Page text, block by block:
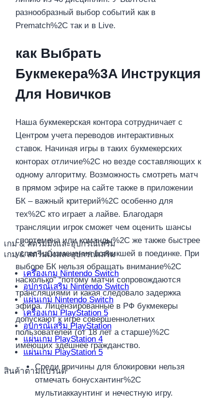
เกม & สตรีมมิ่งและอุปกรณ์เสริม
เกม & สตรีมมิ่งและอุปกรณ์เสริม
เครื่องเกม Nintendo Switch
อุปกรณ์เสริม Nintendo Switch
แผ่นเกม Nintendo Switch
เครื่องเกม PlayStation 5
อุปกรณ์เสริม PlayStation
แผ่นเกม PlayStation 4
แผ่นเกม PlayStation 5
สินค้าตามแบรนด์
разнообразный выбор событий как в
Prematch%2C так и в Live.
как Выбрать
Букмекера%3A Инструкция
Для Новичков
Наша букмекерская контора сотрудничает с
Центром учета переводов интерактивных
ставок. Начиная игры в таких букмекерских
конторах отличие%2C но везде составляющих к
одному алгоритму. Возможность смотреть матч
в прямом эфире на сайте также в приложении
БК – важный критерий%2C особенно для
тех%2C кто играет а лайве. Благодаря
трансляции игрок сможет чем оценить шансы
спортсмена или команды%2C же также быстрее
успел на изменения возникшей в поединке. При
выборе БК нельзя обращать внимание%2C
насколько” “потому матчи сопровождаются
трансляциями и какая следовало задержка
эфира. Лицензированные в РФ букмекеры
допускают к игре совершеннолетних
пользователей (от 18 лет а старше)%2C
имеющих здешнее гражданство.
Среди причины для блокировки нельзя
отмечать бонусхантинг%2C
мультиаккаунтинг и нечестную игру.